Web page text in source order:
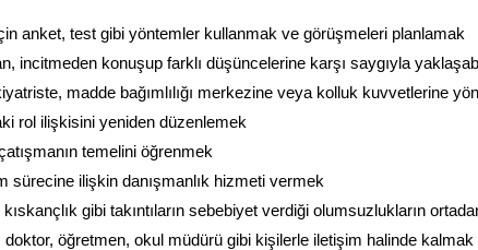
anket, test gibi yöntemler kullanmak ve görüşmeleri planlamak
incitmeden konuşup farklı düşüncelerine karşı saygıyla
madde bağımlılığı merkezine veya kolluk kuvvetlerine
rol ilişkisini yeniden düzenlemek
temelini öğrenmek
sürecine ilişkin danışmanlık hizmeti vermek
kıskançlık gibi takıntıların sebebiyet verdiği olumsuzlukların
doktor, öğretmen, okul müdürü gibi kişilerle iletişim halinde kalmak